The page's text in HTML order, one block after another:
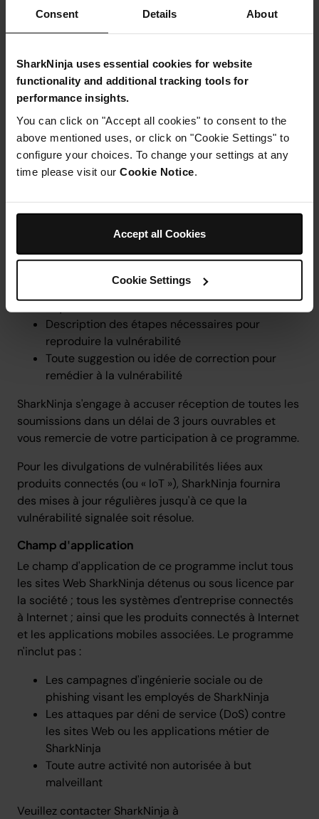
Consent Details About
SharkNinja uses essential cookies for website
functionality and additional tracking tools for
performance insights.
You can click on "Accept all cookies" to consent to the
above mentioned uses, or click on "Cookie Settings" to
configure your choices. To change your settings at any
time please visit our Cookie Notice
Accept all Cookies
Cookie Settings
avoir averti SharkNinja, et certifier cette destruction
jusqu’à ce que SharkNinja ait confirmé que la
vulnérabilité a été corrigée ou ait autorisé la
divulgation publique par écrit
Signaler une vulnérabilité
Veuillez envoyer un e-
mailprivacy@sharkninja.compour signaler une
vulnérabilité. Afin de nous aider à trier et à
recommandons d’inclure les éléments suivants dans
Date à laquelle la vulnérabilité ou le problème a
Description du système ou du produit pour
Description des étapes nécessaires pour
reproduire la vulnérabilité
Toute suggestion ou idée de correction pour
remédier à la vulnérabilité
SharkNinja s'engage à accuser réception de toutes les
soumissions dans un délai de 3 jours ouvrables et
vous remercie de votre participation à ce programme.
Pour les divulgations de vulnérabilités liées aux
produits connectés (ou « IoT »), SharkNinja fournira
des mises à jour régulières jusqu'à ce que la
vulnérabilité signalée soit résolue.
Champ d'application
Le champ d'application de ce programme inclut tous
les sites Web SharkNinja détenus ou sous licence par
la société ; tous les systèmes d'entreprise connectés
à Internet ; ainsi que les produits connectés à Internet
et les applications mobiles associées. Le programme
n'inclut pas :
Les campagnes d'ingénierie sociale ou de
phishing visant les employés de SharkNinja
Les attaques par déni de service (DoS) contre
les sites Web ou les applications métier de
SharkNinja
Toute autre activité non autorisée à but
malveillant
Veuillez contacter SharkNinja à